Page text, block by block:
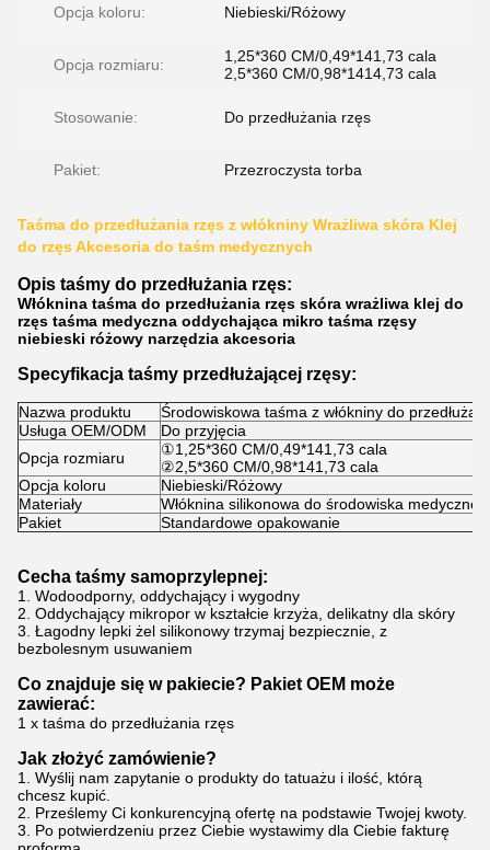
Opcja koloru: Niebieski/Różowy
Opcja rozmiaru:
1,25*360 CM/0,49*141,73 cala
2,5*360 CM/0,98*1414,73 cala
Stosowanie: Do przedłużania rzęs
Pakiet: Przezroczysta torba
Taśma do przedłużania rzęs z włókniny Wrażliwa skóra Klej
do rzęs Akcesoria do taśm medycznych
Opis taśmy do przedłużania rzęs:
Włóknina taśma do przedłużania rzęs skóra wrażliwa klej do
rzęs taśma medyczna oddychająca mikro taśma rzęsy
niebieski różowy narzędzia akcesoria
Specyfikacja taśmy przedłużającej rzęsy:
Nazwa produktu
Środowiskowa taśma z włókniny do
Usługa OEM/ODM
Do przyjęcia
Opcja rozmiaru
①1,25*360 CM/0,49*141,73 cala
②2,5*360 CM/0,98*141,73 cala
Opcja koloru
Niebieski/Różowy
Materiały
Włóknina silikonowa do środowiska
Pakiet
Standardowe opakowanie
Cecha taśmy samoprzylepnej:
1. Wodoodporny, oddychający i wygodny
2. Oddychający mikropor w kształcie krzyża, delikatny dla skóry
3. Łagodny lepki żel silikonowy trzymaj bezpiecznie, z
bezbolesnym usuwaniem
Co znajduje się w pakiecie? Pakiet OEM może
zawierać:
1 x taśma do przedłużania rzęs
Jak złożyć zamówienie?
1. Wyślij nam zapytanie o produkty do tatuażu i ilość, którą
chcesz kupić.
2. Prześlemy Ci konkurencyjną ofertę na podstawie Twojej kwoty.
3. Po potwierdzeniu przez Ciebie wystawimy dla Ciebie fakturę